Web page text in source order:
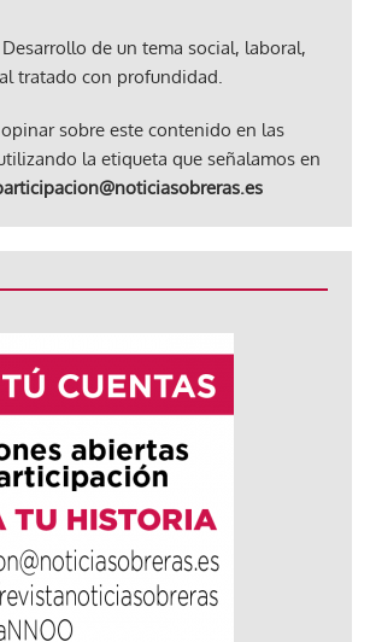
de un tema social, laboral,
tratado con profundidad.
sobre este contenido en las
la etiqueta que señalamos en